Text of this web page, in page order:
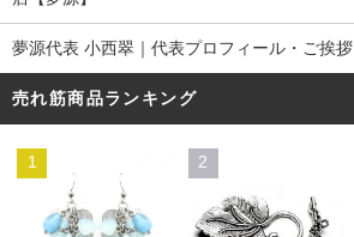
夢源代表 小西翠｜代表プロフィール・ご挨拶
売れ筋商品ランキング
1 2